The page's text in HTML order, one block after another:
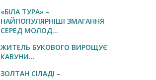
«БІЛА ТУРА» –
НАЙПОПУЛЯРНІШІ ЗМАГАННЯ
СЕРЕД МОЛОД...
ЖИТЕЛЬ БУКОВОГО ВИРОЩУЄ
КАВУНИ...
ЗОЛТАН СІЛАДІ –